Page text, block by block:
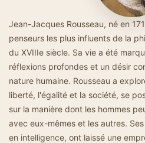
Jean-Jacques Rousseau, né en
penseurs les plus influents de la
du XVIIIe siècle. Sa vie a été
réflexions profondes et un désir
nature humaine. Rousseau a
liberté, l'égalité et la société, se
sur la manière dont les hommes
avec eux-mêmes et les autres.
en intelligence, ont laissé une